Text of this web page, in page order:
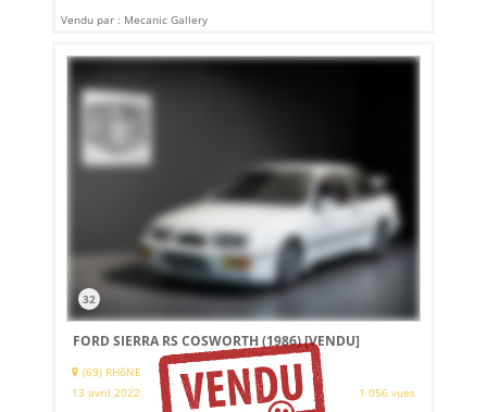
Vendu par : Mecanic Gallery
32
FORD SIERRA RS COSWORTH (1986)[VENDU]
(69) RHôNE
13 avril 2022
1 056 vues